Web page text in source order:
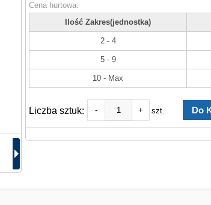
Cena hurtowa:
Ilość Zakres(jednostka)
2 - 4
5 - 9
10 - Max
Liczba sztuk: - + szt.